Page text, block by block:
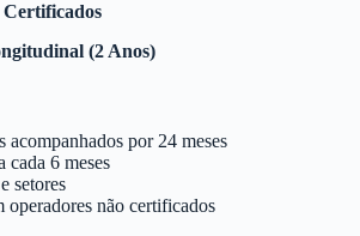
(2 Anos)
acompanhados por 24 meses
cada 6 meses
setores
operadores não certificados